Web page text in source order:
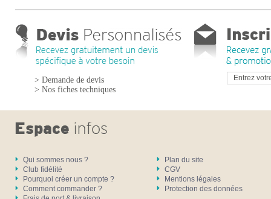
> Demande de devis
> Nos fiches techniques
Qui sommes nous ?
Club fidélité
Pourquoi créer un compte ?
Comment commander ?
Plan du site
CGV
Mentions légales
Protection des données